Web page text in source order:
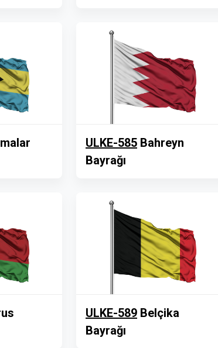
ULKE-585 Bahreyn
Bayrağı
ULKE-589 Belçika
Bayrağı